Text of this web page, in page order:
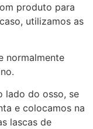
produto para
utilizamos as
normalmente
lado do osso, se
e colocamos na
lascas de